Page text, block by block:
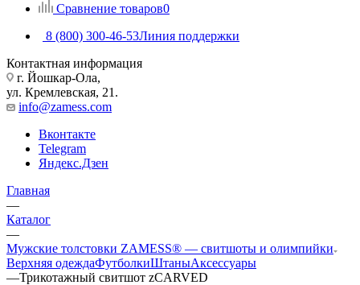
Сравнение товаров0
8 (800) 300-46-53Линия поддержки
Контактная информация
г. Йошкар-Ола,
ул. Кремлевская, 21.
info@zamess.com
Вконтакте
Telegram
Яндекс.Дзен
Главная
—
Каталог
—
Мужские толстовки ZAMESS® — свитшоты и олимпийки
Верхняя одеждаФутболкиШтаныАксессуары
—Трикотажный свитшот zCARVED